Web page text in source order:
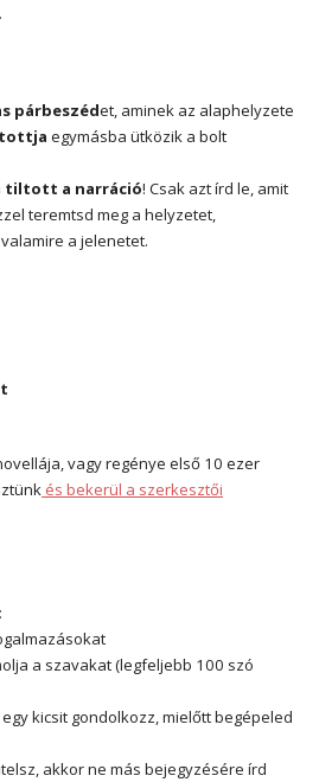
párbeszédet, aminek az alaphelyzete
egymásba ütközik a bolt
tiltott a narráció! Csak azt írd le, amit
teremtsd meg a helyzetet,
a jelenetet.
vagy regénye első 10 ezer
és bekerül a szerkesztői
a szavakat (legfeljebb 100 szó
kicsit gondolkozz, mielőtt begépeled
akkor ne más bejegyzésére írd